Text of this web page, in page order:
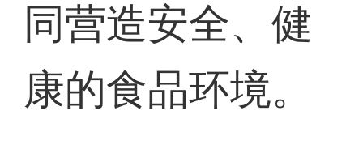
同营造安全、健
康的食品环境。